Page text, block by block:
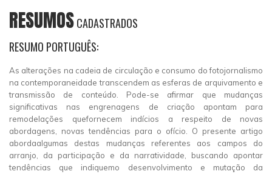
RESUMOSCADASTRADOS
RESUMO PORTUGUÊS:
As alterações na cadeia de circulação e consumo do fotojornalismo
na contemporaneidade transcendem as esferas de arquivamento e
transmissão de conteúdo. Pode-se afirmar que mudanças
significativas nas engrenagens de criação apontam para
remodelações quefornecem indícios a respeito de novas
abordagens, novas tendências para o ofício. O presente artigo
abordaalgumas destas mudanças referentes aos campos do
arranjo, da participação e da narratividade, buscando apontar
tendências que indiquemo desenvolvimento e mutação da